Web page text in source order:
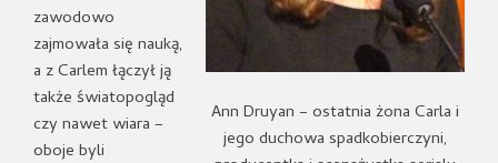
Ann Druyan – ostatnia żona Carla i
jego duchowa spadkobierczyni,
zawodowo
zajmowała się nauką,
a z Carlem łączył ją
także światopogląd
czy nawet wiara –
oboje byli